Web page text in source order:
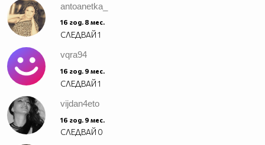
antoanetka_
16 год. 8 мес.
СЛЕДВАЙ1
vqra94
16 год. 9 мес.
СЛЕДВАЙ1
vijdan4eto
16 год. 9 мес.
СЛЕДВАЙ 0